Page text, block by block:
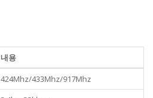
내용
424Mhz/433Mhz/917Mhz